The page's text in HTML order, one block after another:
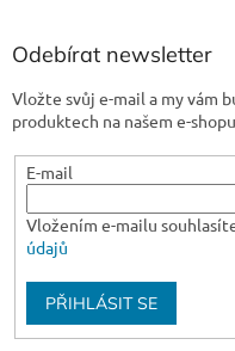
Odebírat newsletter
Vložte svůj e-mail a my vám
produktech na našem e-shopu.
E-mail
Vložením e-mailu
údajů
PŘIHLÁSIT SE